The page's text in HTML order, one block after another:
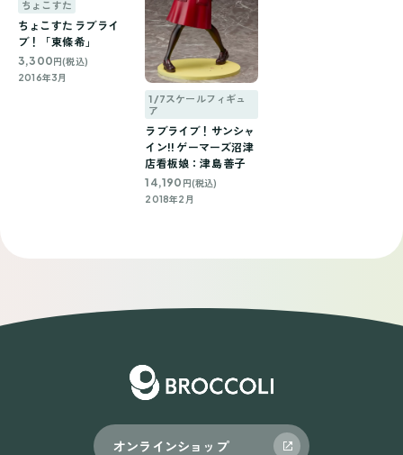
ちょこすた
ちょこすた ラブライ
ブ！「東條 希」
3,300 円(税込)
2016年3月
1/7スケールフィギュ
ア
ラブライブ！サンシャ
イン!! ゲーマーズ沼津
店看板娘：津島 善子
14,190 円(税込)
2018年2月
オンラインショップ